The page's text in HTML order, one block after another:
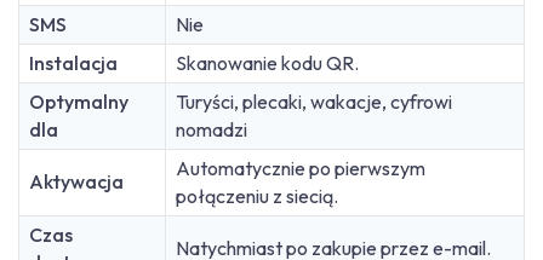
SMS
Nie
Instalacja
Skanowanie kodu QR.
Optymalny
dla
Turyści, plecaki, wakacje, cyfrowi
nomadzi
Aktywacja
Automatycznie po pierwszym
połączeniu z siecią.
Czas
Natychmiast po zakupie przez e-mail.